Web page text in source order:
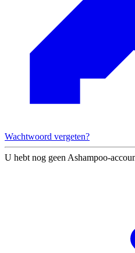
Wachtwoord vergeten?
U hebt nog geen Ashampoo-